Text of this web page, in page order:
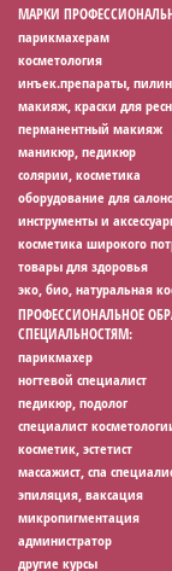
МАРКИ
парикмахерам
косметология
инъек.препараты,
макияж, краски для
перманентный макияж
маникюр, педикюр
солярии, косметика
оборудование для
инструменты и
косметика широкого
товары для здоровья
эко, био, натуральная
ПРОФЕССИОНАЛЬНОЕ
СПЕЦИАЛЬНОСТЯМ:
парикмахер
ногтевой специалист
педикюр, подолог
специалист
косметик, эстетист
массажист, спа
эпиляция, ваксация
микропигментация
администратор
другие курсы